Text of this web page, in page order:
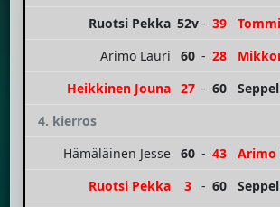
Ruotsi Pekka 52v- 39
Arimo Lauri
60 - 28
Heikkinen Jouna
27 - 60
4. kierros
Hämäläinen Jesse
60 - 43
Arimo
Ruotsi Pekka
3 - 60